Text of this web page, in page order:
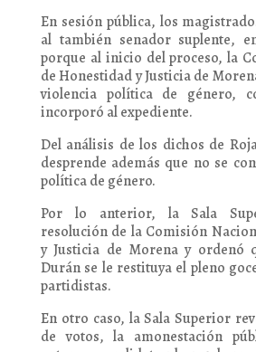
En sesión pública, los
al también senador suplente,
porque al inicio del proceso, la
de Honestidad y Justicia de
violencia política de género,
incorporó al expediente.
Del análisis de los dichos de
desprende además que no se
política de género.
Por lo anterior, la Sala
resolución de la Comisión
y Justicia de Morena y ordenó
Durán se le restituya el pleno
partidistas.
En otro caso, la Sala Superior
de votos, la amonestación